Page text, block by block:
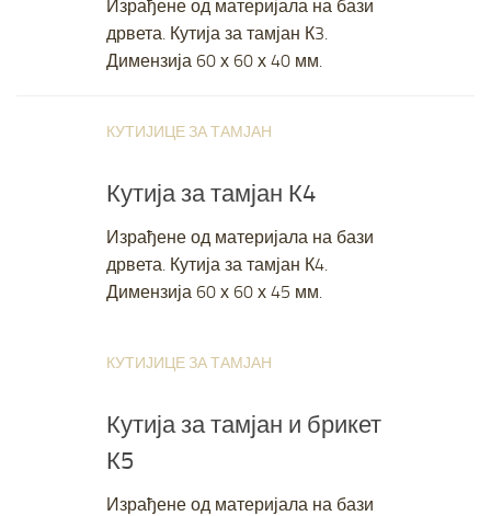
Израђене од материјала на бази
дрвета. Кутија за тамјан К3.
Димензија 60 х 60 х 40 мм.
КУТИЈИЦЕ ЗА ТАМЈАН
Кутија за тамјан К4
Израђене од материјала на бази
дрвета. Кутија за тамјан К4.
Димензија 60 х 60 х 45 мм.
КУТИЈИЦЕ ЗА ТАМЈАН
Кутија за тамјан и брикет
К5
Израђене од материјала на бази